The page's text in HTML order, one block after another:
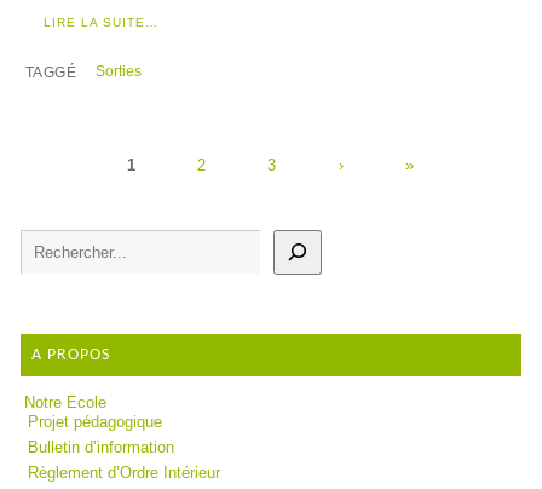
LIRE LA SUITE…
TAGGÉ Sorties
1 2 3 › »
A PROPOS
Notre Ecole
Projet pédagogique
Bulletin d’information
Règlement d’Ordre Intérieur